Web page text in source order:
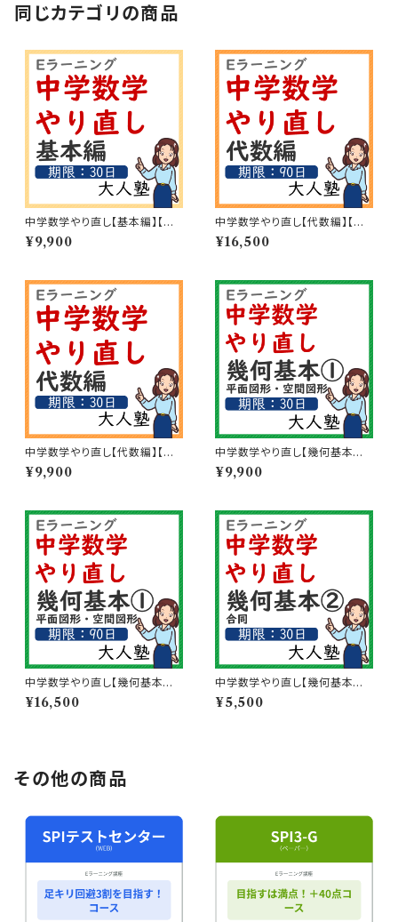
同じカテゴリの商品
中学数学やり直し【基本編】【期
限：30日】
¥9,900
中学数学やり直し【代数編】【期
限：90日】
¥16,500
中学数学やり直し【代数編】【期
限：30日】
¥9,900
中学数学やり直し【幾何基本①
平面図形・空間図形】【期限：30
日】
¥9,900
中学数学やり直し【幾何基本①：
平面図形、空間図形】【期限：90
日】
¥16,500
中学数学やり直し【幾何基本②
合同】【期限：30日】
¥5,500
その他の商品